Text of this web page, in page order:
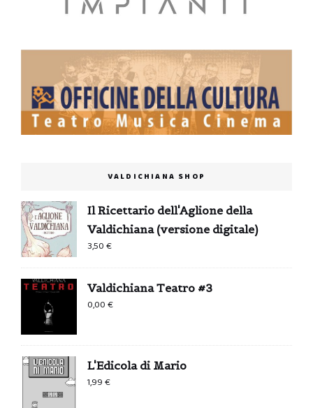
VALDICHIANA SHOP
Il Ricettario dell'Aglione della
Valdichiana (versione digitale)
3,50€
Valdichiana Teatro #3
0,00€
L'Edicola di Mario
1,99€